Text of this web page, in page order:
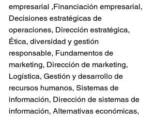
empresarial ,Financiación empresarial,
Decisiones estratégicas de
operaciones, Dirección estratégica,
Ética, diversidad y gestión
responsable, Fundamentos de
marketing, Dirección de marketing,
Logística, Gestión y desarrollo de
recursos humanos, Sistemas de
información, Dirección de sistemas de
información, Alternativas económicas,